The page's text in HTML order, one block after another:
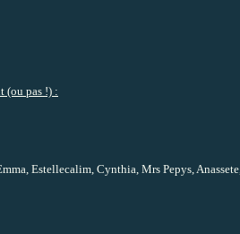
(ou pas !) :
Estellecalim, Cynthia, Mrs Pepys, Anassete,